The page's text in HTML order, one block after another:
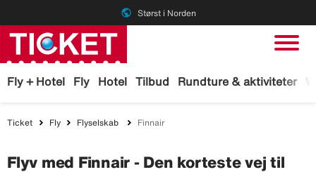
public Størst i Norden
Fly + Hotel Fly Hotel Tilbud Rundture & aktiviteter
Ticket Fly Flyselskab Finnair
Flyv med Finnair - Den korteste vej til